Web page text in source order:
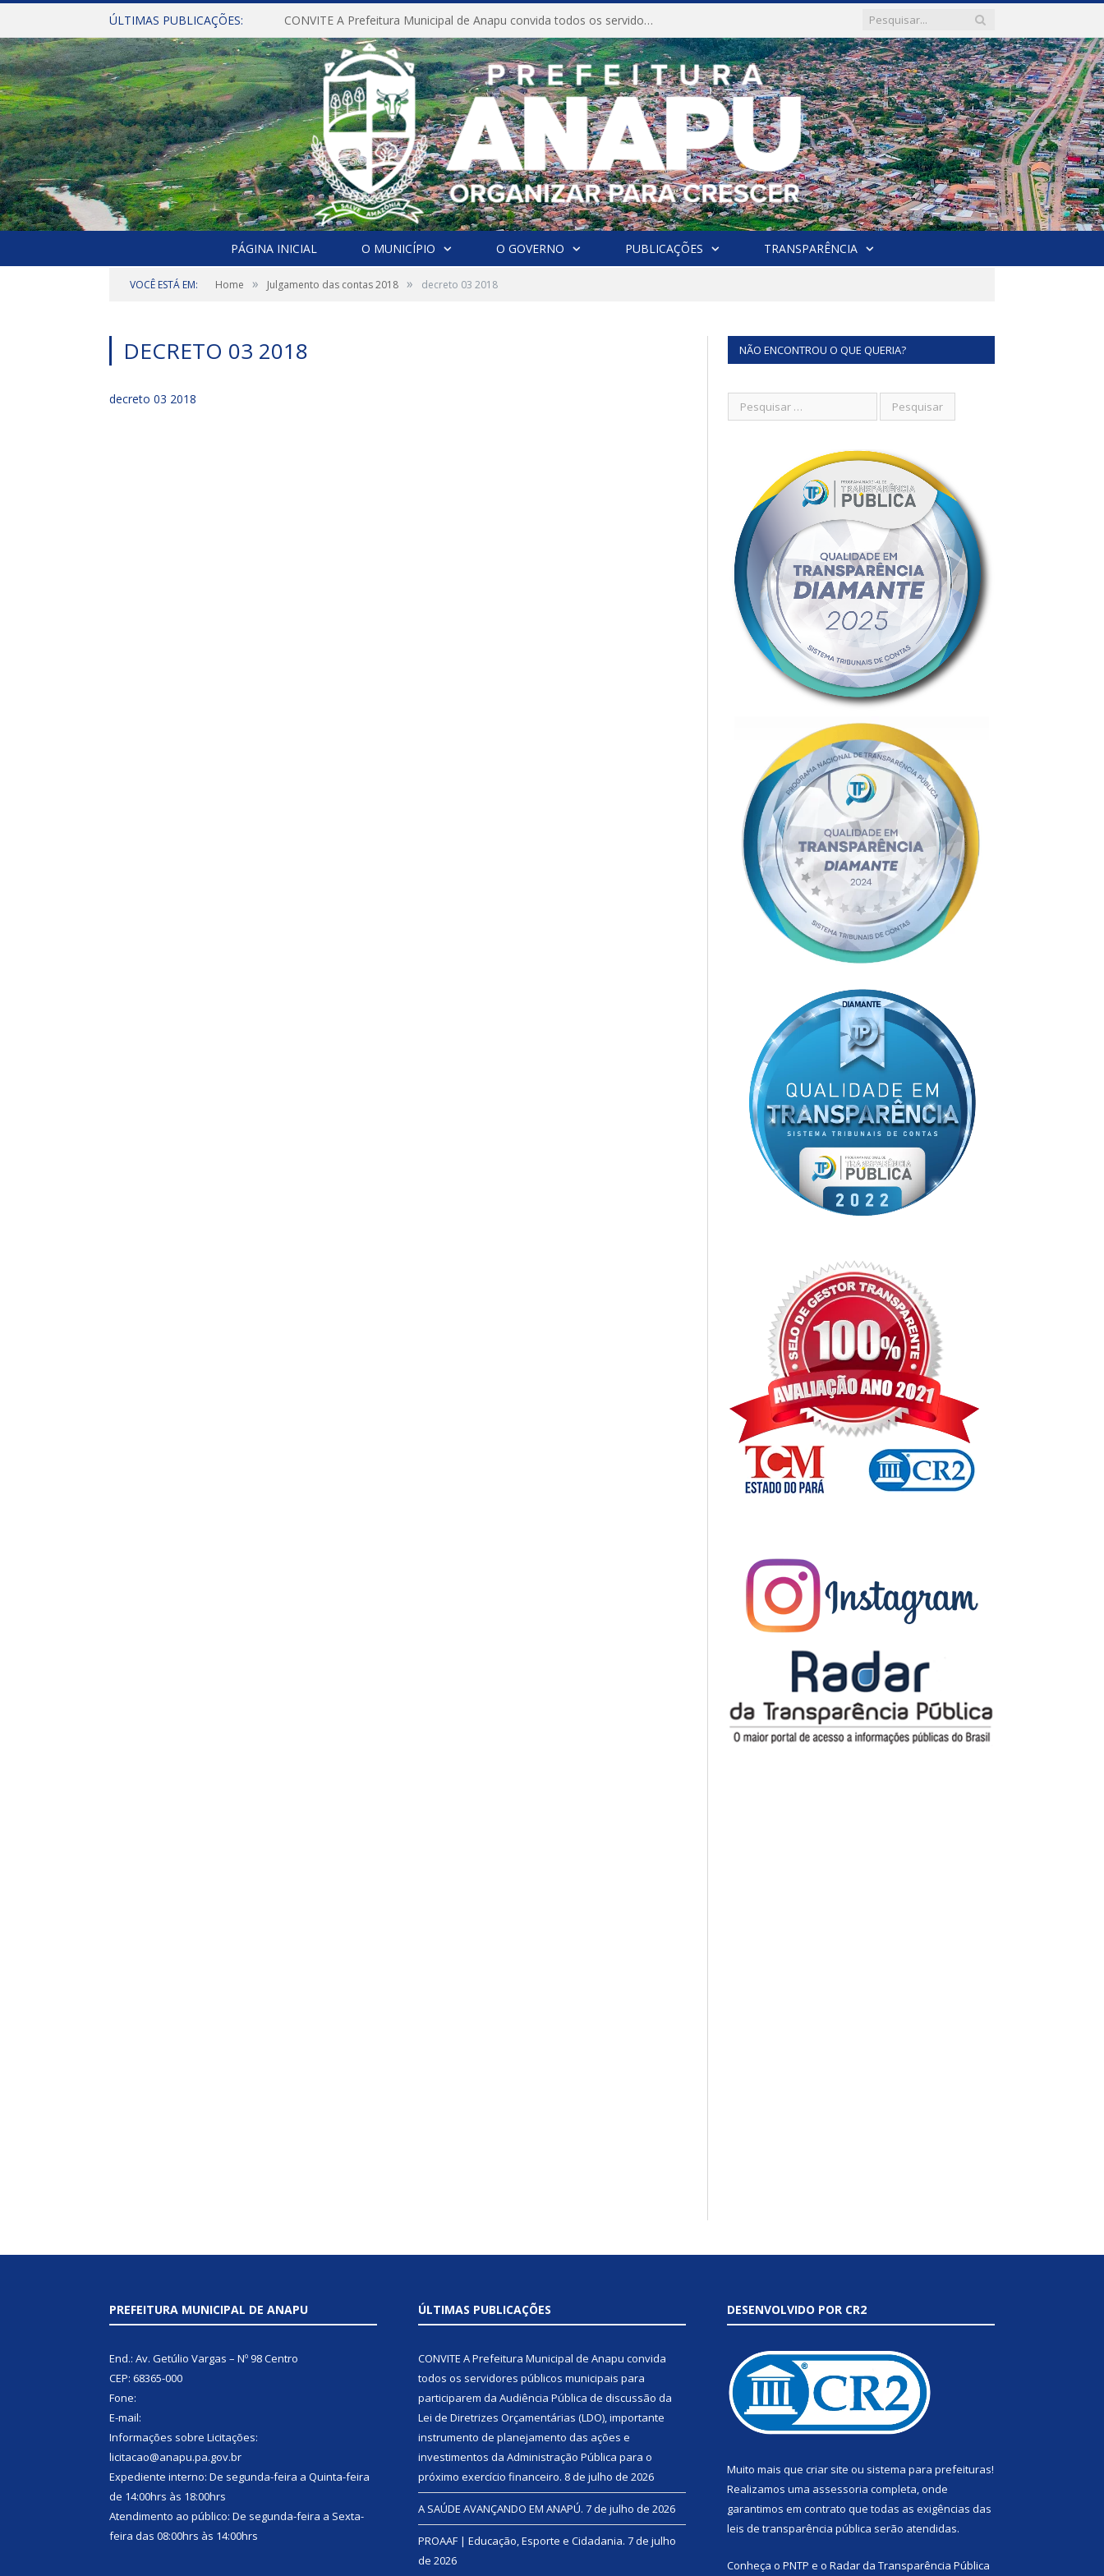
ÚLTIMAS PUBLICAÇÕES: CONVITE A Prefeitura Municipal de Anapu convida todos os servidores públicos municipais para participarem da Audiência Pública de discussão da Lei de Diretrizes Orçamentárias (LDO), importante instrumento de planejamento das ações e investimentos da Administração Pública para o próximo exercício financeiro.
PÁGINA INICIAL O MUNICÍPIO O GOVERNO PUBLICAÇÕES TRANSPARÊNCIA
VOCÊ ESTÁ EM: Home » Julgamento das contas 2018 » decreto 03 2018
DECRETO 03 2018
decreto 03 2018
NÃO ENCONTROU O QUE QUERIA?
PREFEITURA MUNICIPAL DE ANAPU
End.: Av. Getúlio Vargas – Nº 98 Centro
CEP: 68365-000
Fone:
E-mail:
Informações sobre Licitações:
licitacao@anapu.pa.gov.br
Expediente interno: De segunda-feira a Quinta-feira
de 14:00hrs às 18:00hrs
Atendimento ao público: De segunda-feira a Sexta-
feira das 08:00hrs às 14:00hrs
ÚLTIMAS PUBLICAÇÕES
CONVITE A Prefeitura Municipal de Anapu convida
todos os servidores públicos municipais para
participarem da Audiência Pública de discussão da
Lei de Diretrizes Orçamentárias (LDO), importante
instrumento de planejamento das ações e
investimentos da Administração Pública para o
próximo exercício financeiro. 8 de julho de 2026
A SAÚDE AVANÇANDO EM ANAPÚ. 7 de julho de 2026
PROAAF | Educação, Esporte e Cidadania. 7 de julho
de 2026
DESENVOLVIDO POR CR2
Muito mais que criar site ou sistema para prefeituras!
Realizamos uma assessoria completa, onde
garantimos em contrato que todas as exigências das
leis de transparência pública serão atendidas.
Conheça o PNTP e o Radar da Transparência Pública